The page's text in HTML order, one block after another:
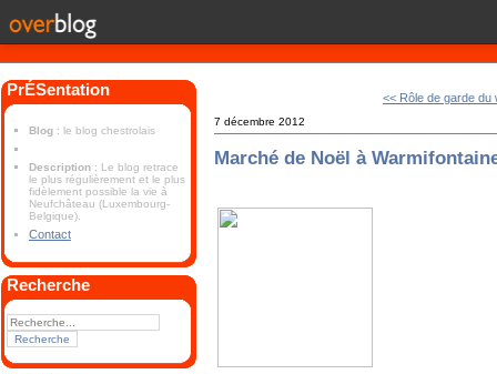
PrÉSentation
Blog : le blog chestrolais
Description : Le blog retrace
le plus régulièrement et le plus
fidèlement possible la vie à
Neufchâteau (Luxembourg-
Belgique).
Contact
Recherche
<< Rôle de garde du
7 décembre 2012
Marché de Noël à